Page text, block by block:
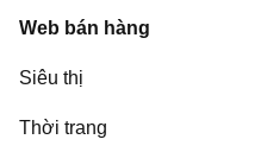
Web bán hàng
Siêu thị
Thời trang